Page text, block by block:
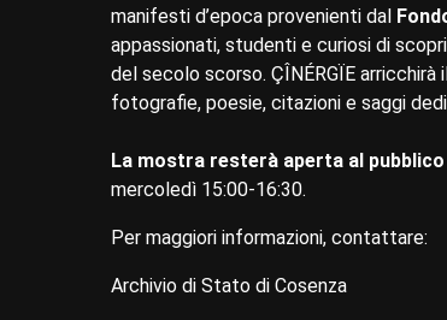
manifesti d’epoca provenienti dal
appassionati, studenti e curiosi di
del secolo scorso. ÇÎNÉRGÏE
fotografie, poesie, citazioni e saggi
La mostra resterà aperta al
mercoledì 15:00-16:30.
Per maggiori informazioni, contattare:
Archivio di Stato di Cosenza